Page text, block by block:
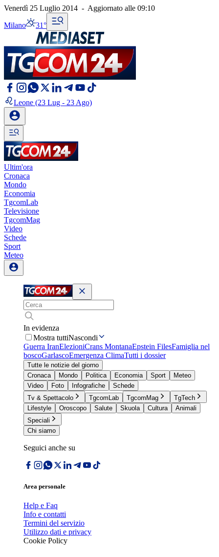
Venerdì 25 Luglio 2014 - Aggiornato alle 09:10
Milano 31°
Leone (23 Lug - 23 Ago)
Ultim'ora
Cronaca
Mondo
Economia
TgcomLab
Televisione
TgcomMag
Video
Schede
Sport
Meteo
In evidenza
Mostra tuttiNascondi
Guerra IranElezioniCrans MontanaEpstein FilesFamiglia nel
boscoGarlascoEmergenza ClimaTutti i dossier
Tutte le notizie del giorno
Cronaca
Mondo Politica Economia Sport
Meteo
Video
Foto Infografiche
Schede
Tv & Spettacolo
TgcomLab TgcomMag
TgTech
Lifestyle
Oroscopo Salute Skuola Cultura
Animali
Speciali
Chi siamo
Seguici anche su
Area personale
Help e Faq
Info e contatti
Termini del servizio
Utilizzo dati e privacy
Cookie Policy